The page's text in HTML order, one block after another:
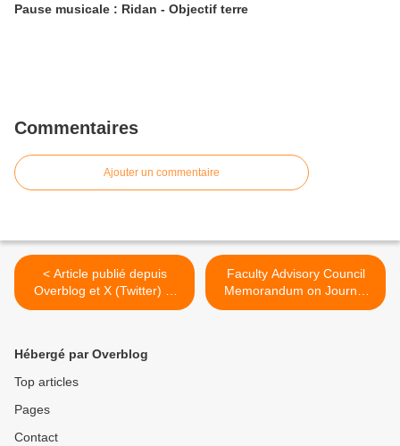
Pause musicale : Ridan - Objectif terre
Commentaires
Ajouter un commentaire
< Article publié depuis
Overblog et X (Twitter) et
Facebook
Faculty Advisory Council
Memorandum on Journal
Pricing >
Hébergé par Overblog
Top articles
Pages
Contact